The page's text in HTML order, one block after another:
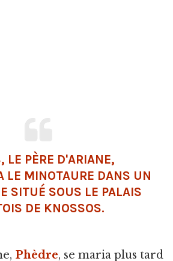
LE PÈRE D'ARIANE,
LE MINOTAURE DANS UN
SITUÉ SOUS LE PALAIS
DE KNOSSOS.
Phèdre, se maria plus tard